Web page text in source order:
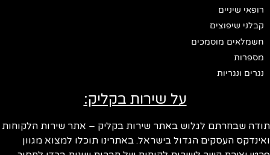
רופאי שיניים
קבלני שיפוצים
חשמלאים מוסמכים
מספרות
נגרים ונגריות
על שירות בקליק:
תודה שבחרתם לגלוש באתר שירות בקליק – אתר שירות הלקוחות
ואינדקס העסקים הגדול בישראל. באתרינו תוכלו למצוא מגוון